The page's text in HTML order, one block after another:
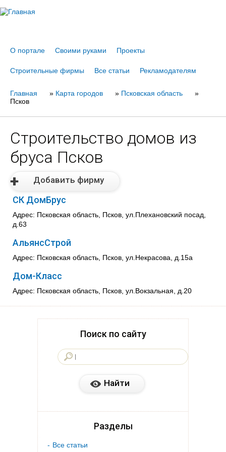
О портале Своими руками Проекты
Строительные фирмы Все статьи Рекламодателям
Вы
Главная » Карта городов » Псковская область
»
Псков
Строительство домов из
бруса Псков
Добавить фирму
СК ДомБрус
Адрес: Псковская область, Псков, ул.Плехановский посад,
д.63
АльянсСтрой
Адрес: Псковская область, Псков, ул.Некрасова, д.15а
Дом-Класс
Адрес: Псковская область, Псков, ул.Вокзальная, д.20
Поиск по сайту
Разделы
Все статьи